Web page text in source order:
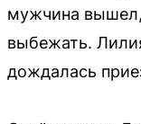
мужчина
выбежать.
дождалась